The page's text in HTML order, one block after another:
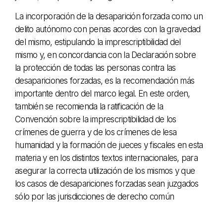
La incorporación de la desaparición forzada como un
delito autónomo con penas acordes con la gravedad
del mismo, estipulando la imprescriptibilidad del
mismo y, en concordancia con la Declaración sobre
la protección de todas las personas contra las
desapariciones forzadas, es la recomendación más
importante dentro del marco legal. En este orden,
también se recomienda la ratificación de la
Convención sobre la imprescriptibilidad de los
crímenes de guerra y de los crímenes de lesa
humanidad y la formación de jueces y fiscales en esta
materia y en los distintos textos internacionales, para
asegurar la correcta utilización de los mismos y que
los casos de desapariciones forzadas sean juzgados
sólo por las jurisdicciones de derecho común